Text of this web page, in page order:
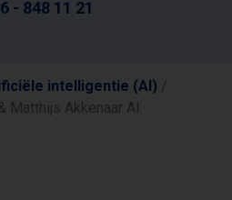
- 848 11 21
intelligentie (AI) /
Matthijs Akkenaar AI